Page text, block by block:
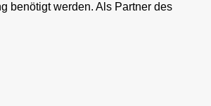
benötigt werden. Als Partner des